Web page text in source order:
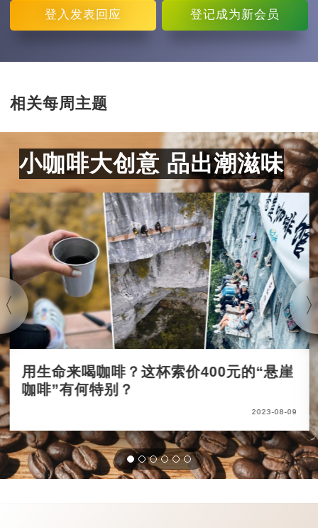
登入 发表回应 登记成为新会员
相关每周主题
小咖啡大创意 品出潮滋味
用生命来喝咖啡？这杯索价400元的“悬崖
咖啡”有何特别？
2023-08-09